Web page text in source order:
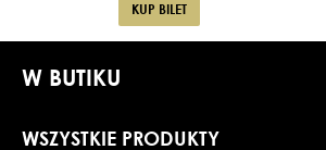
KUP BILET
W BUTIKU
WSZYSTKIE PRODUKTY